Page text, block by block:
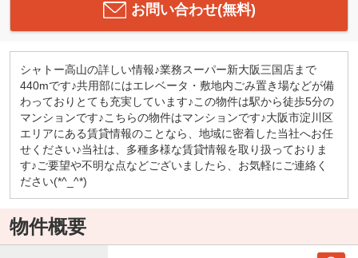
お問い合わせ(無料)
シャトー高山の詳しい情報♪業務スーパー新大阪三国店まで
440mです♪共用部にはエレベータ・敷地内ごみ置き場などが備
わっておりとても充実しています♪この物件は駅から徒歩5分の
マンションです♪こちらの物件はマンションです♪大阪市淀川区
エリアにある賃貸情報のことなら、地域に密着した当社へお任
せください♪当社は、多種多様な賃貸情報を取り扱っておりま
す♪ご要望や不明な点などございましたら、お気軽にご連絡く
ださい(*^_^*)
物件概要